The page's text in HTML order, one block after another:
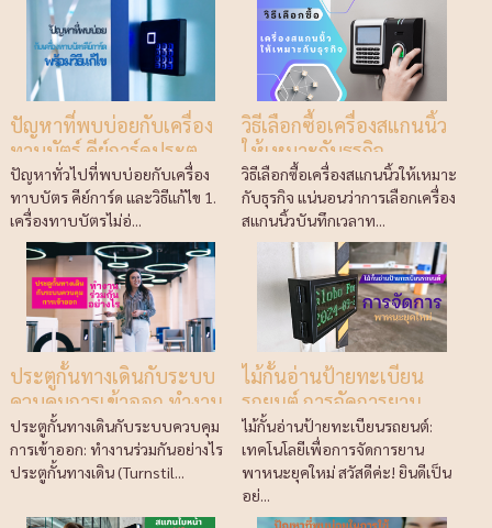
ปัญหาที่พบบ่อยกับเครื่อง
ทาบบัตร์ คีย์การ์ดประตู
พร้อมวิธีแก้ไข
ปัญหาทั่วไปที่พบบ่อยกับเครื่อง
ทาบบัตร คีย์การ์ด และวิธีแก้ไข 1.
เครื่องทาบบัตรไม่อ่...
วิธีเลือกซื้อเครื่องสแกนนิ้ว
ให้เหมาะกับธุรกิจ
วิธีเลือกซื้อเครื่องสแกนนิ้วให้เหมาะ
กับธุรกิจ แน่นอนว่าการเลือกเครื่อง
สแกนนิ้วบันทึกเวลาท...
ประตูกั้นทางเดินกับระบบ
ควบคุมการเข้าออก ทำงาน
ร่วมกันอย่างไร
ประตูกั้นทางเดินกับระบบควบคุม
การเข้าออก: ทำงานร่วมกันอย่างไร
ประตูกั้นทางเดิน (Turnstil...
ไม้กั้นอ่านป้ายทะเบียน
รถยนต์ การจัดการยาน
พาหนะยุคใหม่
ไม้กั้นอ่านป้ายทะเบียนรถยนต์:
เทคโนโลยีเพื่อการจัดการยาน
พาหนะยุคใหม่ สวัสดีค่ะ! ยินดีเป็น
อย่...